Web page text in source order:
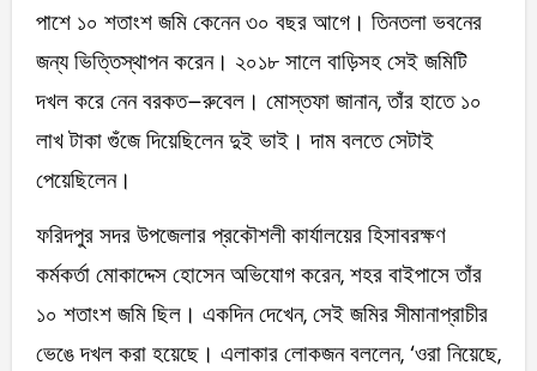
পাশে ১০ শতাংশ জমি কেনেন ৩০ বছর আগে। তিনতলা ভবনের
জন্য ভিত্তিস্থাপন করেন। ২০১৮ সালে বাড়িসহ সেই জমিটি
দখল করে নেন বরকত–রুবেল। মোস্তফা জানান, তাঁর হাতে ১০
লাখ টাকা গুঁজে দিয়েছিলেন দুই ভাই। দাম বলতে সেটাই
পেয়েছিলেন।
ফরিদপুর সদর উপজেলার প্রকৌশলী কার্যালয়ের হিসাবরক্ষণ
কর্মকর্তা মোকাদ্দেস হোসেন অভিযোগ করেন, শহর বাইপাসে তাঁর
১০ শতাংশ জমি ছিল। একদিন দেখেন, সেই জমির সীমানাপ্রাচীর
ভেঙে দখল করা হয়েছে। এলাকার লোকজন বললেন, ‘ওরা নিয়েছে,